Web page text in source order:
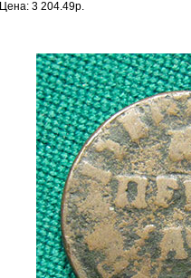
Цена: 3 204.49р.